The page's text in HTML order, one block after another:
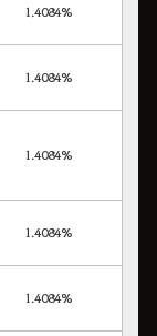
1.4084%
1.4084%
1.4084%
1.4084%
1.4084%